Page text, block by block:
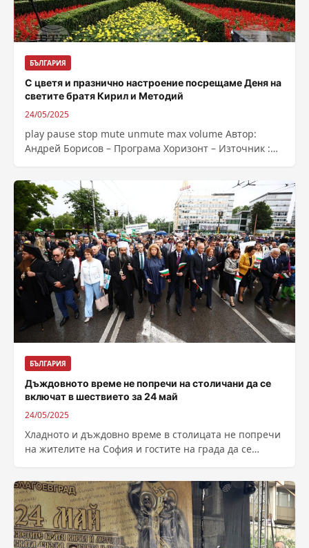
БЪЛГАРИЯ
С цветя и празнично настроение посрещаме Деня на
светите братя Кирил и Методий
24/05/2025
play pause stop mute unmute max volume Автор:
Андрей Борисов – Програма Хоризонт – Източник :
brata-kiril-i-metodii
БЪЛГАРИЯ
Дъждовното време не попречи на столичани да се
включат в шествието за 24 май
24/05/2025
Хладното и дъждовно време в столицата не попречи
на жителите на София и гостите на града да се